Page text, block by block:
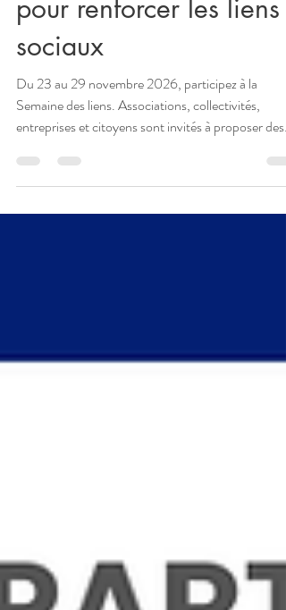
: lancez votre initiative
pour renforcer les liens
sociaux
Du 23 au 29 novembre 2026, participez à la
Semaine des liens. Associations, collectivités,
les liens sociaux.